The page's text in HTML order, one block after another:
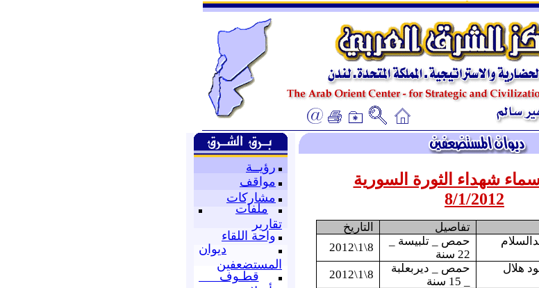
ـ
ـ
رؤيــة
مواقف
مشاركات
ملفات
تقارير
واحة اللقاء
ديوان
المستضعفين
قطـوف
شهداء الثورة السورية
8/1/2012
تفاصيل
التاريخ
حمص _ تلبيسة _
22 سنة
8\1\2012
هلال
حمص _ ديربعلبة
8\1\2012